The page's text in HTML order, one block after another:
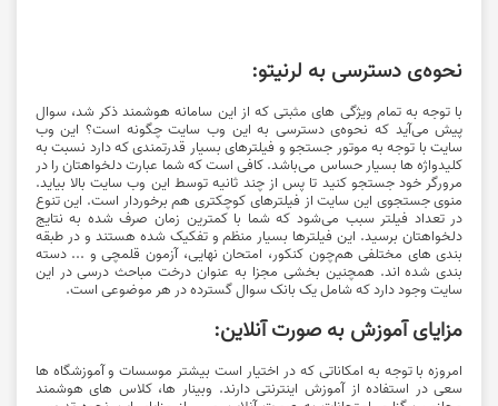
نحوه‌ی دسترسی به لرنیتو:
با توجه به تمام ویژگی های مثبتی که از این سامانه هوشمند ذکر شد، سوال
پیش می‌آید که نحوه‌ی دسترسی به این وب سایت چگونه است؟ این وب
سایت با توجه به موتور جستجو و فیلترهای بسیار قدرتمندی که دارد نسبت به
کلیدواژه ها بسیار حساس می‌باشد. کافی است که شما عبارت دلخواهتان را در
مرورگر خود جستجو کنید تا پس از چند ثانیه توسط این وب سایت بالا بیاید.
منوی جستجوی این سایت از فیلترهای کوچکتری هم برخوردار است. این تنوع
در تعداد فیلتر سبب می‌شود که شما با کمترین زمان صرف شده به نتایج
دلخواهتان برسید. این فیلترها بسیار منظم و تفکیک شده هستند و در طبقه
بندی های مختلفی هم‌چون کنکور، امتحان نهایی، آزمون قلمچی و ... دسته
بندی شده اند. همچنین بخشی مجزا به عنوان درخت مباحث درسی در این
سایت وجود دارد که شامل یک بانک سوال گسترده در هر موضوعی است.
مزایای آموزش به صورت آنلاین:
امروزه با توجه به امکاناتی که در اختیار است بیشتر موسسات و آموزشگاه ها
سعی در استفاده از آموزش اینترنتی دارند. وبینار ها، کلاس های هوشمند